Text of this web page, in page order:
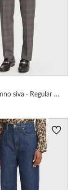
Hlače · Tamno siva · Regular Fit